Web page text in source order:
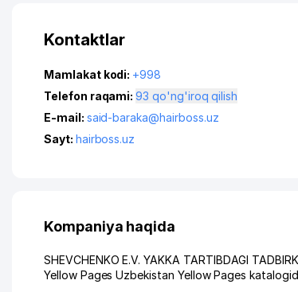
Kontaktlar
Mamlakat kodi: +998
Telefon raqami:
93 qo'ng'iroq qilish
E-mail: said-baraka@hairboss.uz
Sayt: hairboss.uz
Kompaniya haqida
SHEVCHENKO E.V. YAKKA TARTIBDAGI
Yellow Pages Uzbekistan Yellow Pages